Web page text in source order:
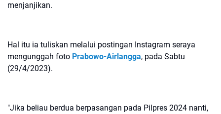
menjanjikan.
Hal itu ia tuliskan melalui postingan Instagram seraya
mengunggah foto Prabowo-Airlangga, pada Sabtu
(29/4/2023).
"Jika beliau berdua berpasangan pada Pilpres 2024 nanti,